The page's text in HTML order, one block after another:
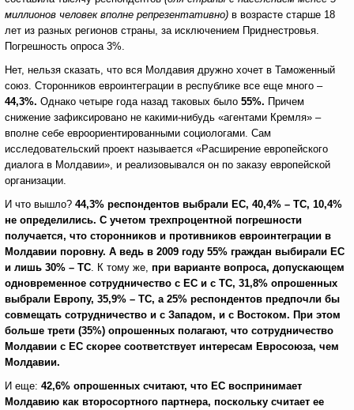
миллионов человек вполне репрезентативно) в возрасте старше 18
лет из разных регионов страны, за исключением Приднестровья.
Погрешность опроса 3%.
Нет, нельзя сказать, что вся Молдавия дружно хочет в Таможенный
союз. Сторонников евроинтеграции в республике все еще много –
44,3%. Однако четыре года назад таковых было 55%. Причем
снижение зафиксировано не какими-нибудь «агентами Кремля» –
вполне себе евроориентированными социологами. Сам
исследовательский проект называется «Расширение европейского
диалога в Молдавии», и реализовывался он по заказу европейской
организации.
И что вышло? 44,3% респондентов выбрали ЕС, 40,4% – ТС, 10,4%
не определились. С учетом трехпроцентной погрешности
получается, что сторонников и противников евроинтеграции в
Молдавии поровну. А ведь в 2009 году 55% граждан выбирали ЕС
и лишь 30% – ТС. К тому же, при варианте вопроса, допускающем
одновременное сотрудничество с ЕС и с ТС, 31,8% опрошенных
выбрали Европу, 35,9% – ТС, а 25% респондентов предпочли бы
совмещать сотрудничество и с Западом, и с Востоком. При этом
больше трети (35%) опрошенных полагают, что сотрудничество
Молдавии с ЕС скорее соответствует интересам Евросоюза, чем
Молдавии.
И еще: 42,6% опрошенных считают, что ЕС воспринимает
Молдавию как второсортного партнера, поскольку считает ее